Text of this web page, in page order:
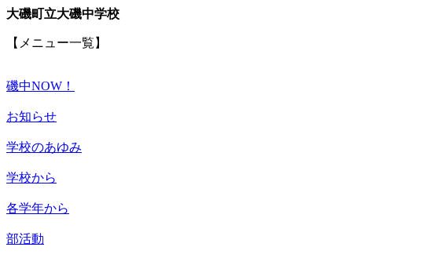
大磯町立大磯中学校
【メニュー一覧】
磯中NOW！
お知らせ
学校のあゆみ
学校から
各学年から
部活動